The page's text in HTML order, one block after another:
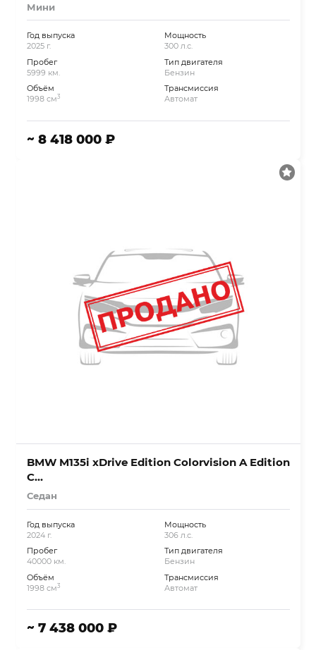
Мини
Год выпуска
2025 г.
Пробег
5999 км.
Объём
1998 см3
Мощность
300 л.с.
Тип двигателя
Бензин
Трансмиссия
Автомат
~ 8 418 000 ₽
BMW M135i xDrive Edition Colorvision A Edition
C…
Седан
Год выпуска
2024 г.
Пробег
40000 км.
Объём
1998 см3
Мощность
306 л.с.
Тип двигателя
Бензин
Трансмиссия
Автомат
~ 7 438 000 ₽